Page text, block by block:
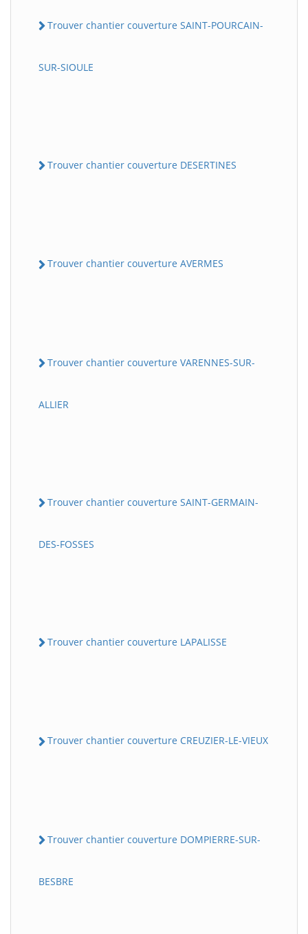
Trouver chantier couverture SAINT-POURCAIN-
SUR-SIOULE
Trouver chantier couverture DESERTINES
Trouver chantier couverture AVERMES
Trouver chantier couverture VARENNES-SUR-
ALLIER
Trouver chantier couverture SAINT-GERMAIN-
DES-FOSSES
Trouver chantier couverture LAPALISSE
Trouver chantier couverture CREUZIER-LE-VIEUX
Trouver chantier couverture DOMPIERRE-SUR-
BESBRE